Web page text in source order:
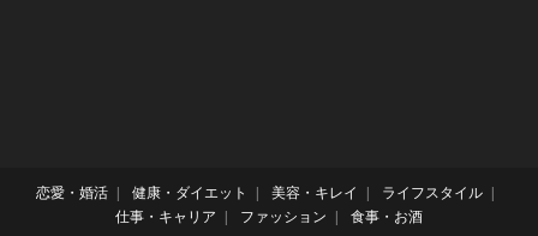
恋愛・婚活 健康・ダイエット 美容・キレイ
ライフスタイル
仕事・キャリア
ファッション 食事・お酒